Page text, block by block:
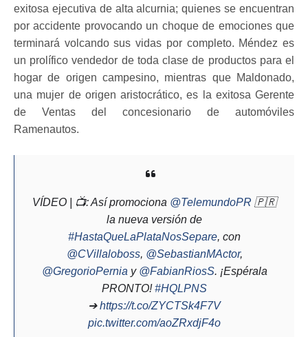
exitosa ejecutiva de alta alcurnia; quienes se encuentran
por accidente provocando un choque de emociones que
terminará volcando sus vidas por completo. Méndez es
un prolífico vendedor de toda clase de productos para el
hogar de origen campesino, mientras que Maldonado,
una mujer de origen aristocrático, es la exitosa Gerente
de Ventas del concesionario de automóviles
Ramenautos.
VÍDEO | 📺: Así promociona @TelemundoPR 🇵🇷
la nueva versión de
#HastaQueLaPlataNosSepare, con
@CVillaloboss, @SebastianMActor,
@GregorioPernia y @FabianRiosS. ¡Espérala
PRONTO!#HQLPNS
➔https://t.co/ZYCTSk4F7V
pic.twitter.com/aoZRxdjF4o